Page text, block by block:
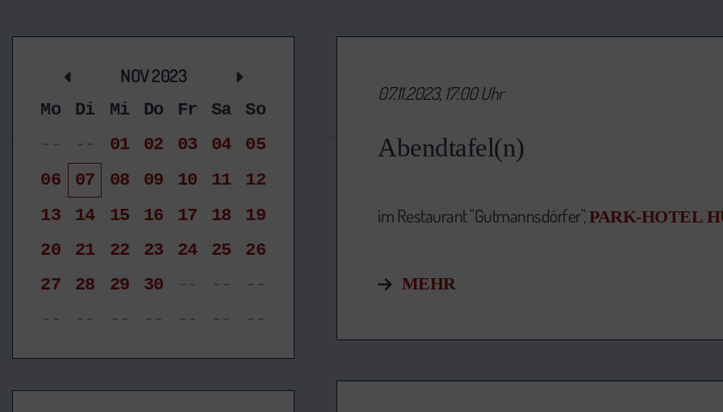
NOV 2023
Mo Di Mi Do Fr Sa
So
--
-- 01 02 03 04
05
06
07 08 09 10 11
12
13
14 15 16 17 18
19
20
21 22 23 24 25
26
27
28 29 30 -- --
--
--
-- -- -- -- -- --
Abendtafel(n)
07.11.2023, 17:00 Uhr
im Restaurant "Gutmannsdörfer",PARK-HOTEL
MEHR